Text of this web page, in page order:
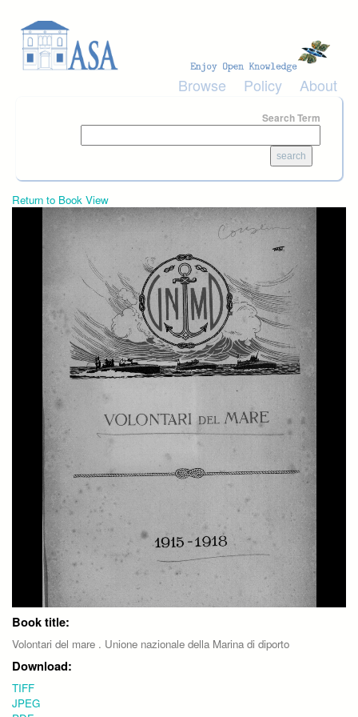
Browse Policy About
Search Term
Return to Book View
Book title:
Volontari del mare . Unione nazionale della Marina di diporto
Download:
TIFF
JPEG